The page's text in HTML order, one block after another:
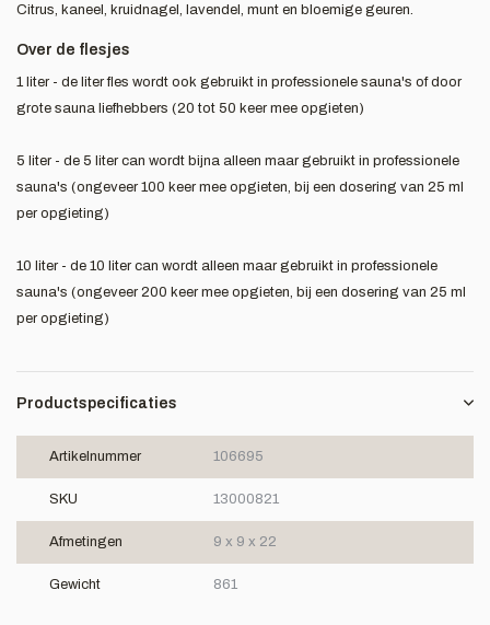
Citrus, kaneel, kruidnagel, lavendel, munt en bloemige geuren.
Over de flesjes
1 liter - de liter fles wordt ook gebruikt in professionele sauna's of door
grote sauna liefhebbers (20 tot 50 keer mee opgieten)
5 liter - de 5 liter can wordt bijna alleen maar gebruikt in professionele
sauna's (ongeveer 100 keer mee opgieten, bij een dosering van 25 ml
per opgieting)
10 liter - de 10 liter can wordt alleen maar gebruikt in professionele
sauna's (ongeveer 200 keer mee opgieten, bij een dosering van 25 ml
per opgieting)
Productspecificaties
Artikelnummer 106695
SKU 13000821
Afmetingen 9 x 9 x 22
Gewicht 861